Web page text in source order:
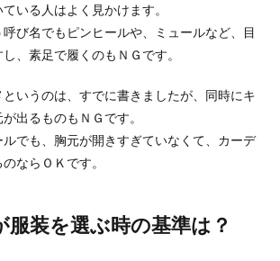
いる人はよく見かけます。
び名でもピンヒールや、ミュールなど、目
、素足で履くのもＮＧです。
というのは、すでに書きましたが、同時にキ
出るものもＮＧです。
でも、胸元が開きすぎていなくて、カーデ
ならＯＫです。
服装を選ぶ時の基準は？